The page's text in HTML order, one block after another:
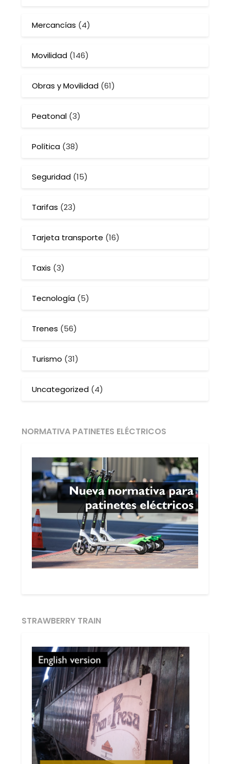
Mercancías (4)
Movilidad (146)
Obras y Movilidad (61)
Peatonal (3)
Política (38)
Seguridad (15)
Tarifas (23)
Tarjeta transporte (16)
Taxis (3)
Tecnología (5)
Trenes (56)
Turismo (31)
Uncategorized (4)
NORMATIVA PATINETES ELÉCTRICOS
STRAWBERRY TRAIN